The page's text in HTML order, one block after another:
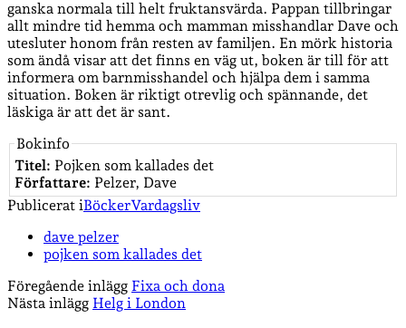
ganska normala till helt fruktansvärda. Pappan tillbringar
allt mindre tid hemma och mamman misshandlar Dave och
utesluter honom från resten av familjen. En mörk historia
som ändå visar att det finns en väg ut, boken är till för att
informera om barnmisshandel och hjälpa dem i samma
situation. Boken är riktigt otrevlig och spännande, det
läskiga är att det är sant.
Bokinfo
Titel: Pojken som kallades det
Författare: Pelzer, Dave
Publicerat iBöckerVardagsliv
dave pelzer
pojken som kallades det
Föregående inlägg Fixa och dona
Nästa inlägg Helg i London